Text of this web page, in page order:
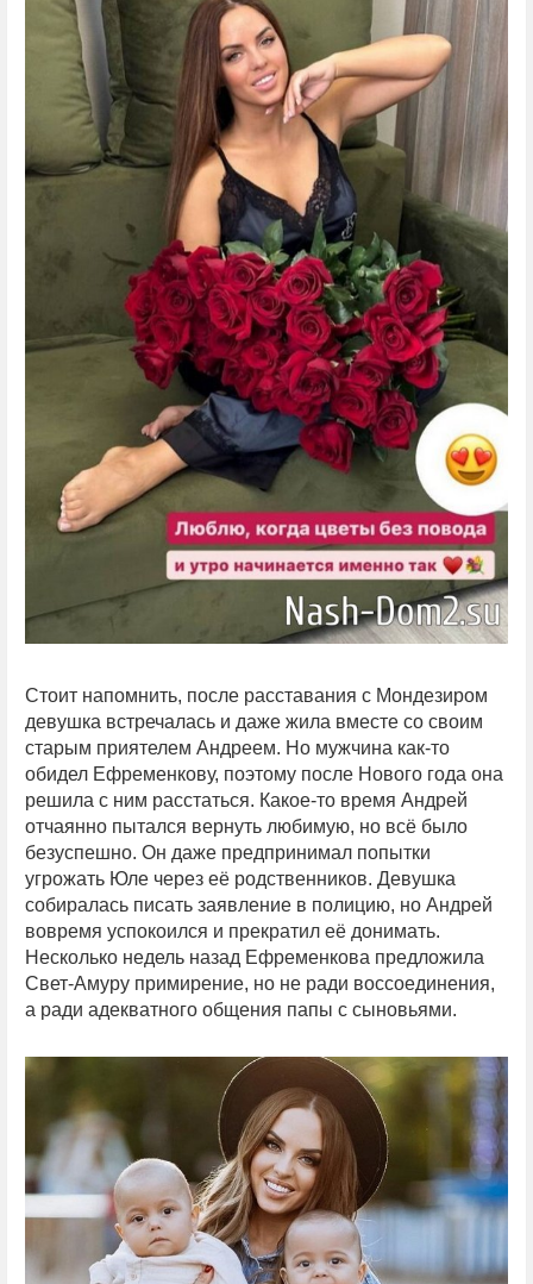
Стоит напомнить, после расставания с Мондезиром
девушка встречалась и даже жила вместе со своим
старым приятелем Андреем. Но мужчина как-то
обидел Ефременкову, поэтому после Нового года она
решила с ним расстаться. Какое-то время Андрей
отчаянно пытался вернуть любимую, но всё было
безуспешно. Он даже предпринимал попытки
угрожать Юле через её родственников. Девушка
собиралась писать заявление в полицию, но Андрей
вовремя успокоился и прекратил её донимать.
Несколько недель назад Ефременкова предложила
Свет-Амуру примирение, но не ради воссоединения,
а ради адекватного общения папы с сыновьями.